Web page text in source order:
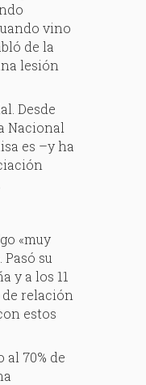
vino
de la
lesión
Desde
Nacional
es –y ha
«muy
su
y a los 11
relación
estos
al 70% de